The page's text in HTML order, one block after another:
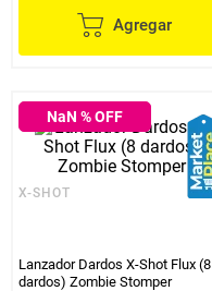
Agregar
NaN % OFF
X-SHOT
Lanzador Dardos X-Shot Flux (8
dardos) Zombie Stomper